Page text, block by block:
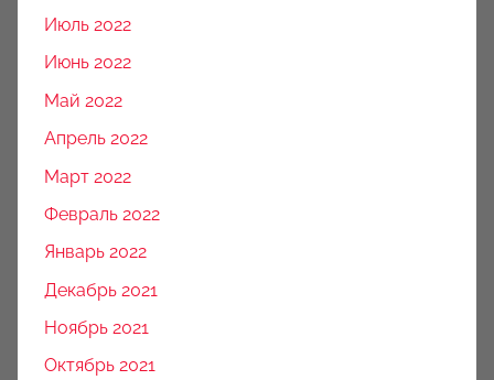
Июль 2022
Июнь 2022
Май 2022
Апрель 2022
Март 2022
Февраль 2022
Январь 2022
Декабрь 2021
Ноябрь 2021
Октябрь 2021